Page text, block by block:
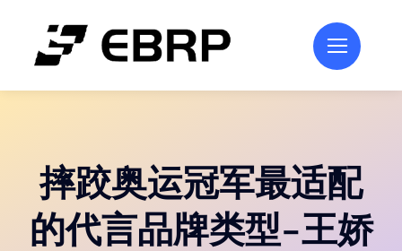
容
摔跤奥运冠军最适配
的代言品牌类型-王娇